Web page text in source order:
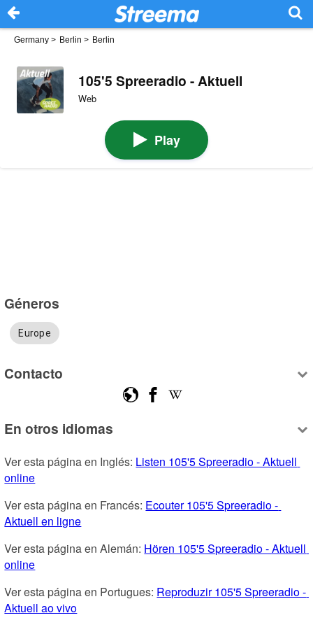
Germany > Berlin > Berlin
105'5 Spreeradio - Aktuell
Web
Play
Géneros
Europe
Contacto
En otros idiomas
Ver esta página en Inglés: Listen 105'5 Spreeradio - Aktuell
online
Ver esta página en Francés: Ecouter 105'5 Spreeradio -
Aktuell en ligne
Ver esta página en Alemán: Hören 105'5 Spreeradio - Aktuell
online
Ver esta página en Portugues: Reproduzir 105'5 Spreeradio -
Aktuell ao vivo